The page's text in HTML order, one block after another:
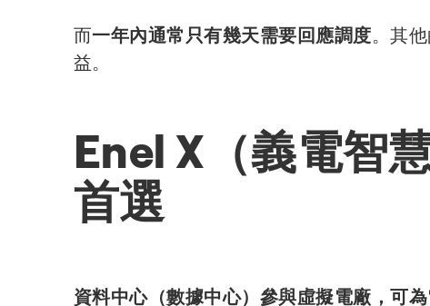
而一年內通常只有幾天需要回應調度。其
益。
Enel X（義電智
首選
資料中心（數據中心）參與虛擬電廠，可